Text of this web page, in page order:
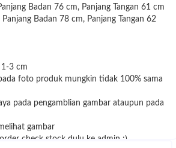
Badan 76 cm, Panjang Tangan 61 cm
Badan 78 cm, Panjang Tangan 62
1-3 cm
foto produk mungkin tidak 100% sama
pada pengamblian gambar ataupun pada
gambar
check stock dulu ke admin :)